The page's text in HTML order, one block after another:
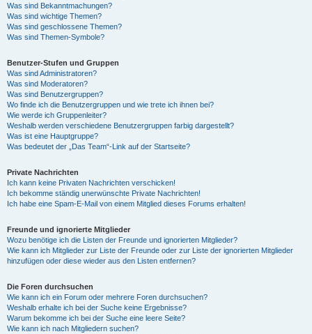
Was sind Bekanntmachungen?
Was sind wichtige Themen?
Was sind geschlossene Themen?
Was sind Themen-Symbole?
Benutzer-Stufen und Gruppen
Was sind Administratoren?
Was sind Moderatoren?
Was sind Benutzergruppen?
Wo finde ich die Benutzergruppen und wie trete ich ihnen bei?
Wie werde ich Gruppenleiter?
Weshalb werden verschiedene Benutzergruppen farbig dargestellt?
Was ist eine Hauptgruppe?
Was bedeutet der „Das Team“-Link auf der Startseite?
Private Nachrichten
Ich kann keine Privaten Nachrichten verschicken!
Ich bekomme ständig unerwünschte Private Nachrichten!
Ich habe eine Spam-E-Mail von einem Mitglied dieses Forums erhalten!
Freunde und ignorierte Mitglieder
Wozu benötige ich die Listen der Freunde und ignorierten Mitglieder?
Wie kann ich Mitglieder zur Liste der Freunde oder zur Liste der ignorierten Mitglieder
hinzufügen oder diese wieder aus den Listen entfernen?
Die Foren durchsuchen
Wie kann ich ein Forum oder mehrere Foren durchsuchen?
Weshalb erhalte ich bei der Suche keine Ergebnisse?
Warum bekomme ich bei der Suche eine leere Seite?
Wie kann ich nach Mitgliedern suchen?